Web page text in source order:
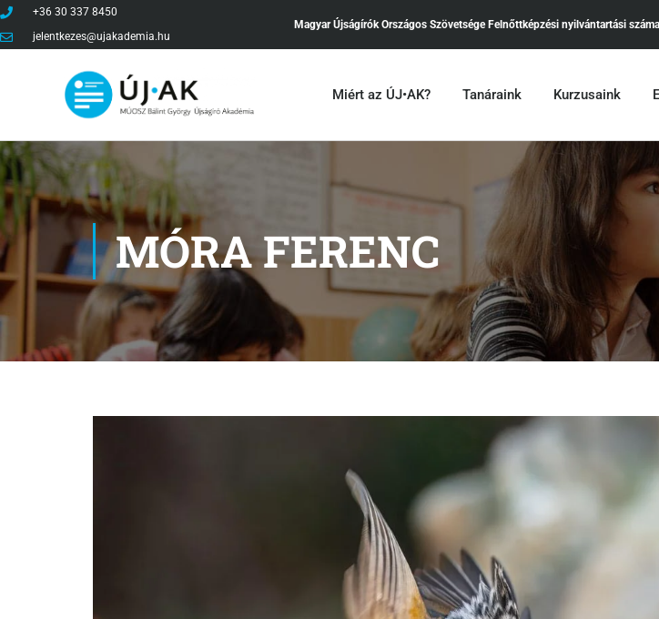
+36 30 337 8450
jelentkezes@ujakademia.hu
Magyar Újságírók Országos SzövetségeFelnőttképzési nyilvántartási
Miért az ÚJ•AK? Tanáraink Kurzusaink
MÓRA FERENC